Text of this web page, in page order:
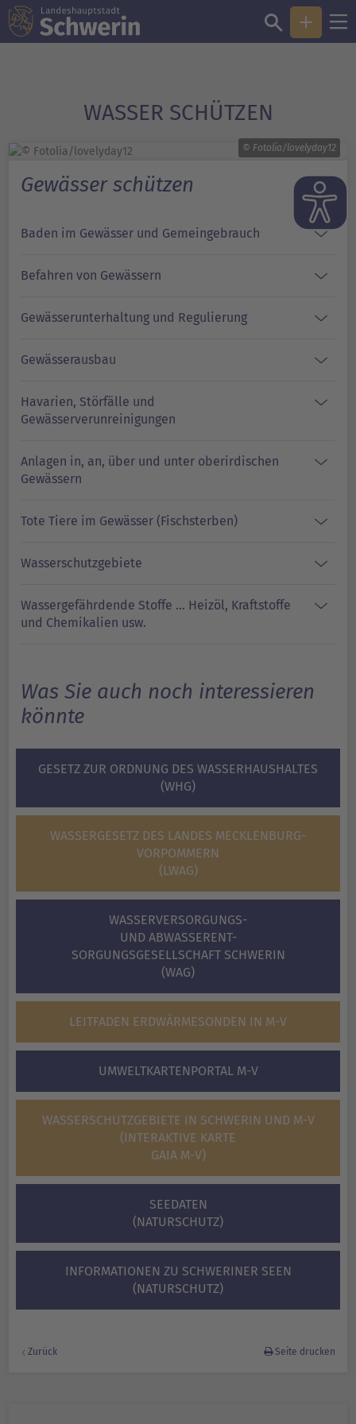
WASSER SCHÜTZEN
© Fotolia/lovelyday12
Gewässer schützen
Baden im Gewässer und Gemeingebrauch
Befahren von Gewässern
Gewässerunterhaltung und Regulierung
Gewässerausbau
Havarien, Störfälle und
Gewässerverunreinigungen
Anlagen in, an, über und unter oberirdischen
Gewässern
Tote Tiere im Gewässer (Fischsterben)
Wasserschutzgebiete
Wassergefährdende Stoffe ... Heizöl, Kraftstoffe
und Chemikalien usw.
Was Sie auch noch interessieren
könnte
GESETZ ZUR ORDNUNG DES WASSERHAUSHALTES
(WHG)
WASSERGESETZ DES LANDES MECKLENBURG-
VORPOMMERN
(LWAG)
WASSERVERSORGUNGS-
UND ABWASSERENT-
SORGUNGSGESELLSCHAFT SCHWERIN
(WAG)
LEITFADEN ERDWÄRMESONDEN IN M-V
UMWELTKARTENPORTAL M-V
WASSERSCHUTZGEBIETE IN SCHWERIN UND M-V
(INTERAKTIVE KARTE
GAIA M-V)
SEEDATEN
(NATURSCHUTZ)
INFORMATIONEN ZU SCHWERINER SEEN
(NATURSCHUTZ)
Zurück Seite drucken